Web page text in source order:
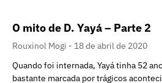
O mito de D. Yayá – Parte 2
Rouxinol Mogi
18 de abril de 2020
Quando foi internada, Yayá tinha 52
bastante marcada por trágicos